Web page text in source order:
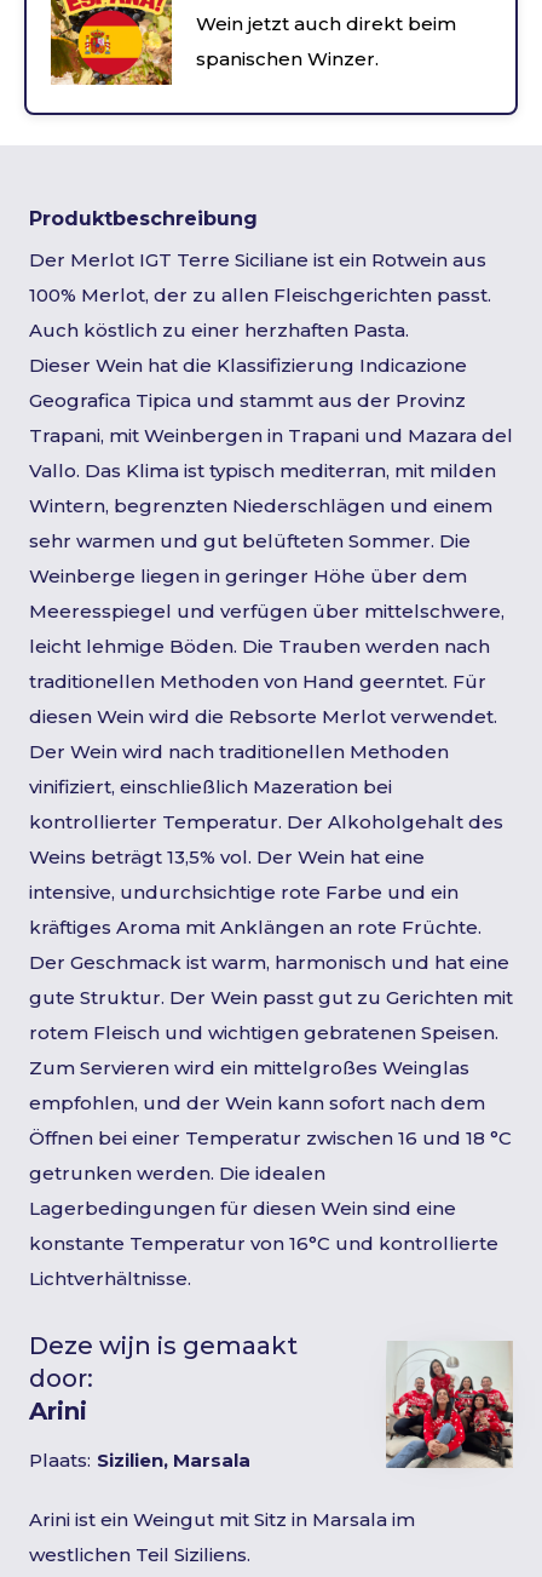
Wein jetzt auch direkt beim
spanischen Winzer.
Produktbeschreibung
Der Merlot IGT Terre Siciliane ist ein Rotwein aus
100% Merlot, der zu allen Fleischgerichten passt.
Auch köstlich zu einer herzhaften Pasta.
Dieser Wein hat die Klassifizierung Indicazione
Geografica Tipica und stammt aus der Provinz
Trapani, mit Weinbergen in Trapani und Mazara del
Vallo. Das Klima ist typisch mediterran, mit milden
Wintern, begrenzten Niederschlägen und einem
sehr warmen und gut belüfteten Sommer. Die
Weinberge liegen in geringer Höhe über dem
Meeresspiegel und verfügen über mittelschwere,
leicht lehmige Böden. Die Trauben werden nach
traditionellen Methoden von Hand geerntet. Für
diesen Wein wird die Rebsorte Merlot verwendet.
Der Wein wird nach traditionellen Methoden
vinifiziert, einschließlich Mazeration bei
kontrollierter Temperatur. Der Alkoholgehalt des
Weins beträgt 13,5% vol. Der Wein hat eine
intensive, undurchsichtige rote Farbe und ein
kräftiges Aroma mit Anklängen an rote Früchte.
Der Geschmack ist warm, harmonisch und hat eine
gute Struktur. Der Wein passt gut zu Gerichten mit
rotem Fleisch und wichtigen gebratenen Speisen.
Zum Servieren wird ein mittelgroßes Weinglas
empfohlen, und der Wein kann sofort nach dem
Öffnen bei einer Temperatur zwischen 16 und 18 °C
getrunken werden. Die idealen
Lagerbedingungen für diesen Wein sind eine
konstante Temperatur von 16°C und kontrollierte
Lichtverhältnisse.
Deze wijn is gemaakt
door:
Arini
Plaats: Sizilien, Marsala
Arini ist ein Weingut mit Sitz in Marsala im
westlichen Teil Siziliens.